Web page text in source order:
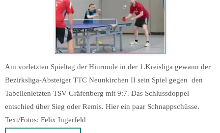
Am vorletzten Spieltag der Hinrunde in der 1.Kreisliga gewann der
Bezirksliga-Absteiger TTC Neunkirchen II sein Spiel gegen den
Tabellenletzten TSV Gräfenberg mit 9:7. Das Schlussdoppel
entschied über Sieg oder Remis. Hier ein paar Schnappschüsse.
Text/Fotos: Felix Ingerfeld